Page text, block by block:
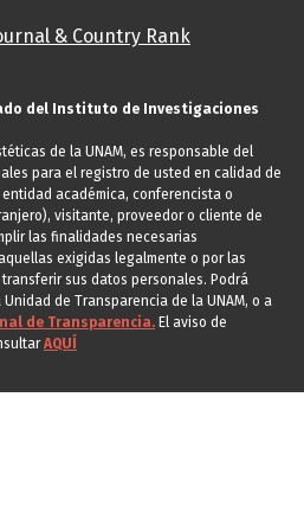
del Instituto de Investigaciones
de la UNAM, es responsable del
para el registro de usted en calidad de
académica, conferencista o
visitante, proveedor o cliente de
las finalidades necesarias
exigidas legalmente o por las
sus datos personales. Podrá
de Transparencia de la UNAM, o a
de Transparencia. El aviso de
AQUÍ